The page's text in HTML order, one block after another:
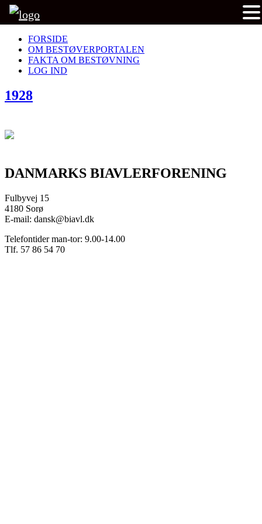
FORSIDE
OM BESTØVERPORTALEN
FAKTA OM BESTØVNING
LOG IND
1928
DANMARKS BIAVLERFORENING
Fulbyvej 15
4180 Sorø
E-mail: dansk@biavl.dk
Telefontider man-tor: 9.00-14.00
Tlf. 57 86 54 70